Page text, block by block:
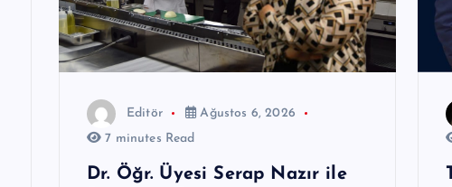
Editör
Ağustos 6, 2026
7 minutes Read
Dr. Öğr. Üyesi Serap Nazır ile